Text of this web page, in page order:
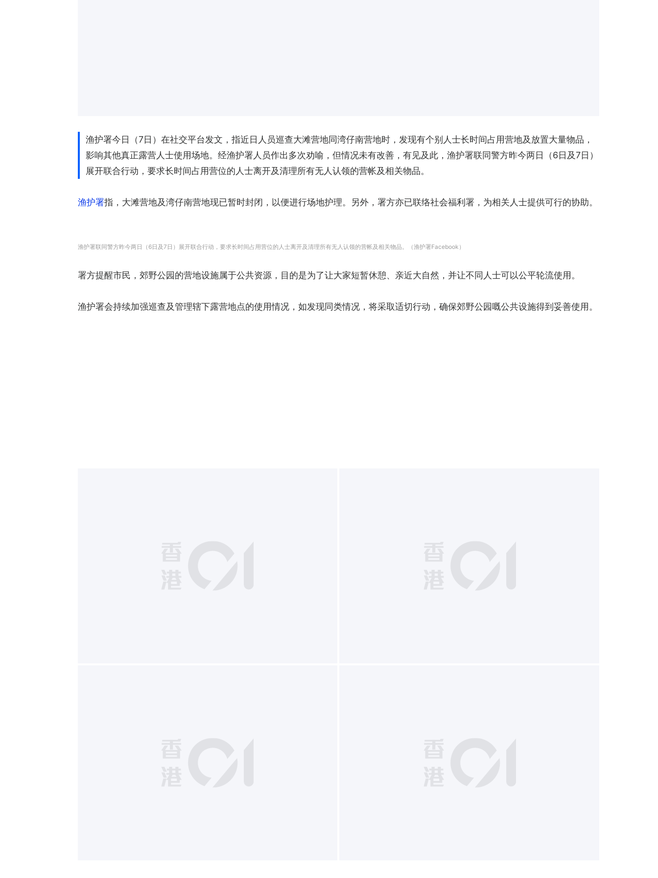
渔护署今日（7日）在社交平台发文，指近日人员巡查大滩营地同湾仔南营地时，发现有个别人士长时间占用营地及放置大量物品，
影响其他真正露营人士使用场地。经渔护署人员作出多次劝喻，但情况未有改善，有见及此，渔护署联同警方昨今两日（6日及7日）
展开联合行动，要求长时间占用营位的人士离开及清理所有无人认领的营帐及相关物品。
渔护署指，大滩营地及湾仔南营地现已暂时封闭，以便进行场地护理。另外，署方亦已联络社会福利署，为相关人士提供可行的协助。
渔护署联同警方昨今两日（6日及7日）展开联合行动，要求长时间占用营位的人士离开及清理所有无人认领的营帐及相关物品。（渔护署Facebook）
署方提醒市民，郊野公园的营地设施属于公共资源，目的是为了让大家短暂休憩、亲近大自然，并让不同人士可以公平轮流使用。
渔护署会持续加强巡查及管理辖下露营地点的使用情况，如发现同类情况，将采取适切行动，确保郊野公园嘅公共设施得到妥善使用。